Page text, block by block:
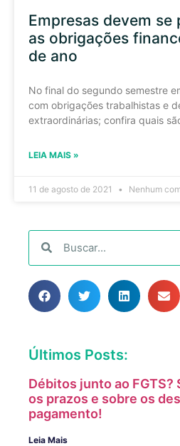
Empresas devem se
as obrigações
de ano
No final do segundo semestre
com obrigações trabalhistas e
extraordinárias; confira quais
LEIA MAIS »
11 de agosto de 2021 Nenhum
Últimos Posts:
Débitos junto ao FGTS?
os prazos e sobre os
pagamento!
Leia Mais